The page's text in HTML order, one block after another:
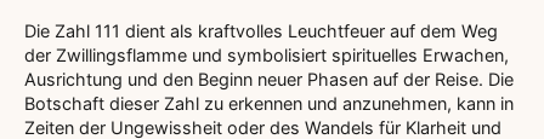
Die Zahl 111 dient als kraftvolles Leuchtfeuer auf dem Weg
der Zwillingsflamme und symbolisiert spirituelles Erwachen,
Ausrichtung und den Beginn neuer Phasen auf der Reise. Die
Botschaft dieser Zahl zu erkennen und anzunehmen, kann in
Zeiten der Ungewissheit oder des Wandels für Klarheit und